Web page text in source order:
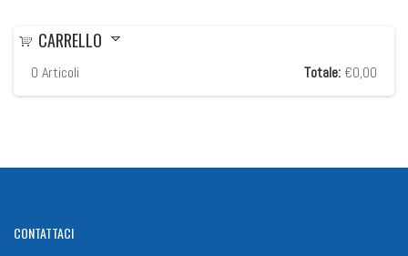
CARRELLO
0 Articoli Totale: €0,00
CONTATTACI